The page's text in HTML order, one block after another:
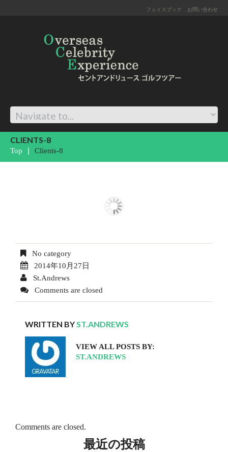
フェイスブック お問い合わせ
CLIENTS-8
Top Clients-8
No category
2014年10月27日
St.Andrews
Comments are closed
WRITTEN BYST.ANDREWS
VIEW ALL POSTS BY:
ST.ANDREWS
Comments are closed.
最近の投稿